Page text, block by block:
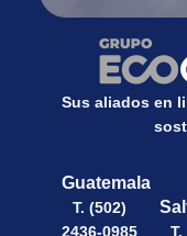
Sus aliados en
Guatemala
T. (502)
2436-0985
T.